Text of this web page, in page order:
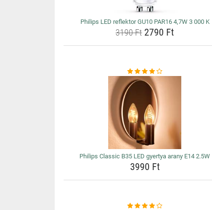
Philips LED reflektor GU10 PAR16 4,7W 3 000 K
3190 Ft2790 Ft
Philips Classic B35 LED gyertya arany E14 2.5W
3990 Ft